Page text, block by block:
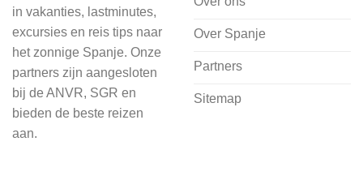
in de natuur.
Bij 2Spanje.nl begint de voorpret al
voordat je het vliegtuig instapt, door
inspiratie op te doen over dit zonnige
in vakanties, lastminutes,
excursies en reis tips naar
het zonnige Spanje. Onze
partners zijn aangesloten
bij de ANVR, SGR en
bieden de beste reizen
aan.
Over Spanje
Partners
Sitemap